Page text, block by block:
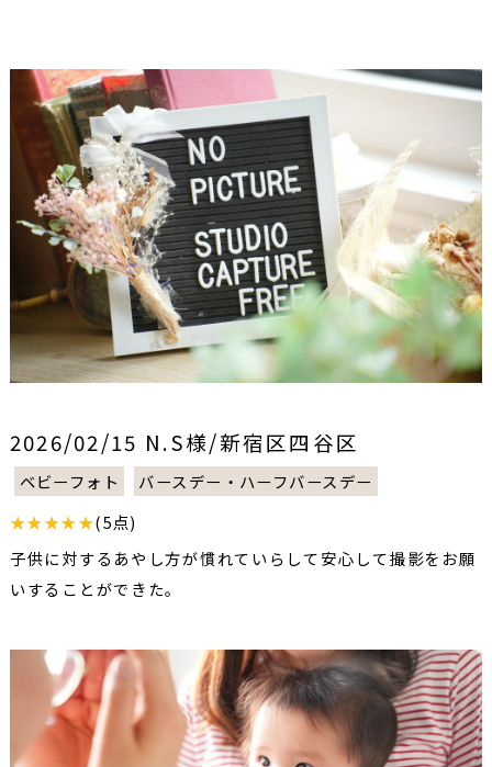
2026/02/15 N.S様/新宿区四谷区
ベビーフォト
バースデー・ハーフバースデー
★★★★★(5点)
子供に対するあやし方が慣れていらして安心して撮影をお願
いすることができた。